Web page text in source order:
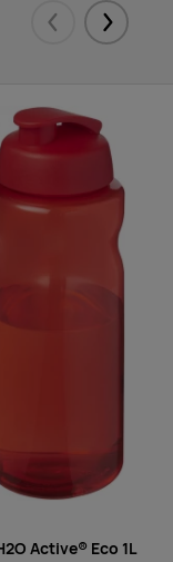
Eelmised
Active® Eco 1L